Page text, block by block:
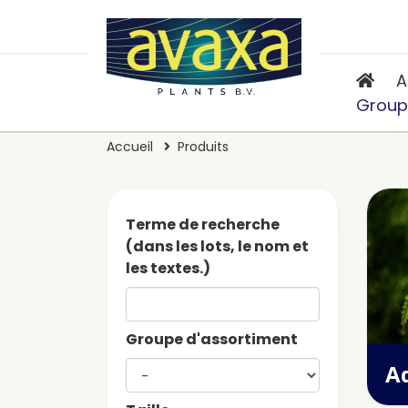
Accueil Produits
Terme de recherche
(dans les lots, le nom et
les textes.)
Groupe d'assortiment